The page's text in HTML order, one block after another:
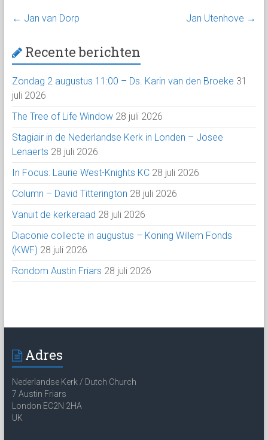
← Jan van Dorp Jan Utenhove →
Recente berichten
Zondag 2 augustus 11:00 – Ds. Karin van den Broeke 31
juli 2026
The Tree of Life Window 28 juli 2026
Stagiair in de Nederlandse Kerk in Londen – Josee
Lenaerts 28 juli 2026
In Focus: Laurie West-Knights KC 28 juli 2026
Column – David Titterington 28 juli 2026
Vanuit de kerkeraad 28 juli 2026
Diaconie collecte in augustus – Koning Willem Fonds
(KWF) 28 juli 2026
Rondom Austin Friars 28 juli 2026
Adres
Nederlandse Kerk / Dutch Church
7 Austin Friars
London EC2N 2HA
UK